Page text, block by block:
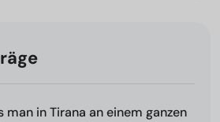
man in Tirana an einem ganzen